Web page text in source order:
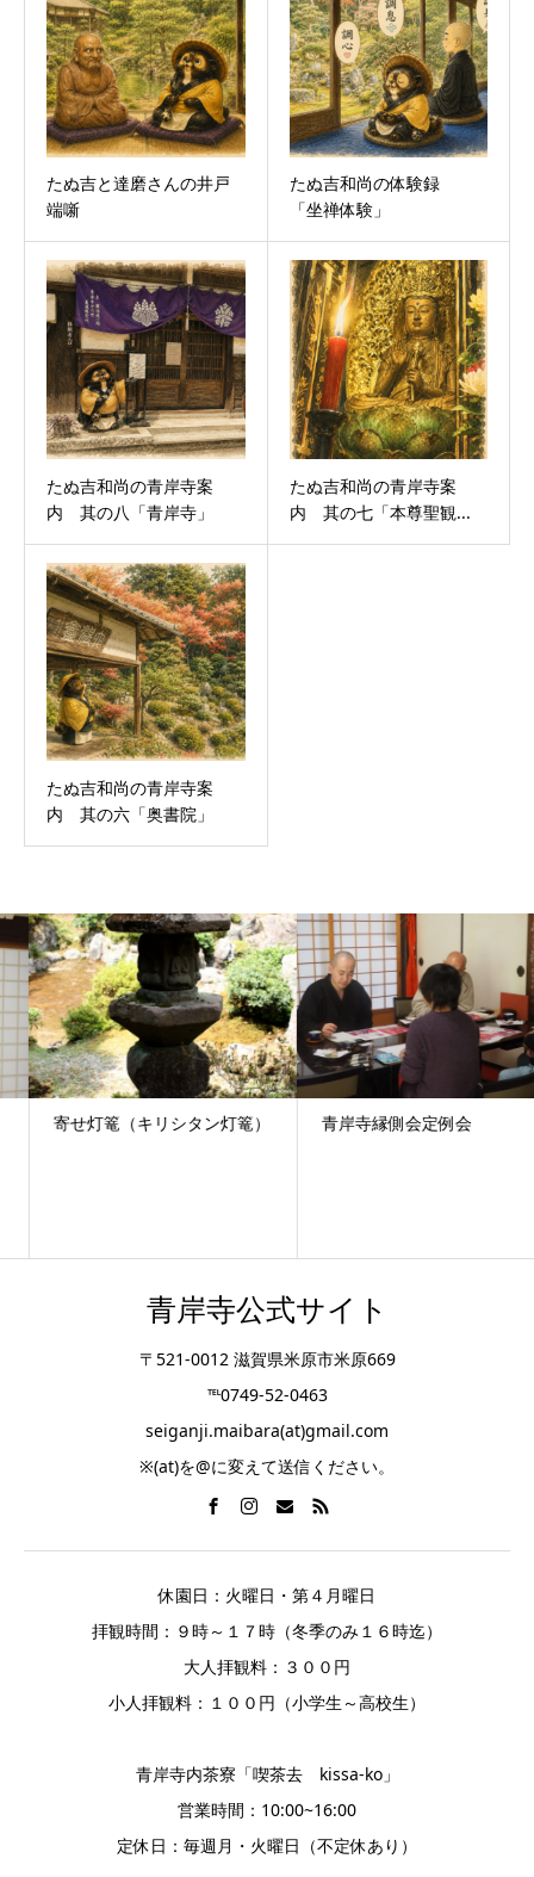
たぬ吉と達磨さんの井戸
端噺
たぬ吉和尚の体験録
「坐禅体験」
たぬ吉和尚の青岸寺案
内 其の八「青岸寺」
たぬ吉和尚の青岸寺案
内 其の七「本尊聖観...
たぬ吉和尚の青岸寺案
内 其の六「奥書院」
寄せ灯篭（キリシタン灯篭） 青岸寺縁側会定例会
青岸寺公式サイト
〒521-0012 滋賀県米原市米原669
℡0749-52-0463
seiganji.maibara(at)gmail.com
※(at)を@に変えて送信ください。
休園日：火曜日・第４月曜日
拝観時間：９時～１７時（冬季のみ１６時迄）
大人拝観料：３００円
小人拝観料：１００円（小学生～高校生）
青岸寺内茶寮「喫茶去 kissa-ko」
営業時間：10:00~16:00
定休日：毎週月・火曜日（不定休あり）